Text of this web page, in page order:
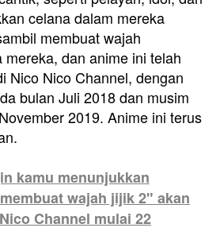
celana dalam mereka
membuat wajah
mereka, dan anime ini telah
Nico Nico Channel, dengan
bulan Juli 2018 dan musim
2019. Anime ini terus
kamu menunjukkan
wajah jijik 2" akan
Channel mulai 22